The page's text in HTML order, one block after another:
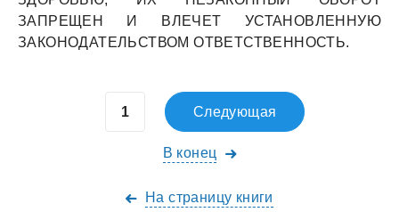
ЗАПРЕЩЕН И ВЛЕЧЕТ УСТАНОВЛЕННУЮ
ЗАКОНОДАТЕЛЬСТВОМ ОТВЕТСТВЕННОСТЬ.
Следующая
В конец
На страницу книги